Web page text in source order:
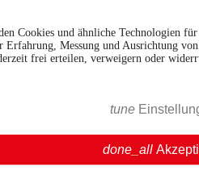
uns | Bottegaalcolica.com
Häufige Frage |
Sie uns
Toggle information links 
Cookie policy
Ristoranti - Bar - Catering -
Cookies und ähnliche Technologien
Erfahrung, Messung und Ausrichtung
frei erteilen, verweigern oder
tune
done_all